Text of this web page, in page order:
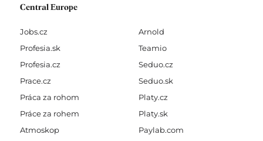
Central Europe
Jobs.cz
Profesia.sk
Profesia.cz
Prace.cz
Práca za rohom
Práce za rohem
Atmoskop
Arnold
Teamio
Seduo.cz
Seduo.sk
Platy.cz
Platy.sk
Paylab.com